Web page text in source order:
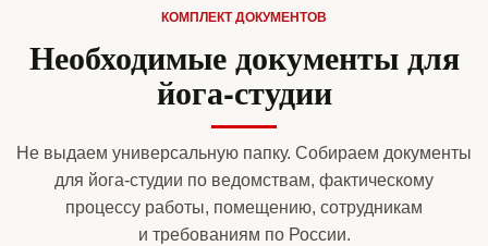
КОМПЛЕКТ ДОКУМЕНТОВ
Необходимые документы для
йога-студии
Не выдаем универсальную папку. Собираем документы
для йога-студии по ведомствам, фактическому
процессу работы, помещению, сотрудникам
и требованиям по России.